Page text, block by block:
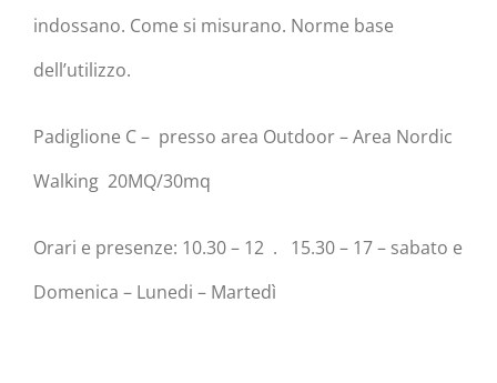
indossano. Come si misurano. Norme base
dell’utilizzo.
Padiglione C – presso area Outdoor – Area Nordic
Walking 20MQ/30mq
Orari e presenze: 10.30 – 12 . 15.30 – 17 – sabato e
Domenica – Lunedi – Martedì